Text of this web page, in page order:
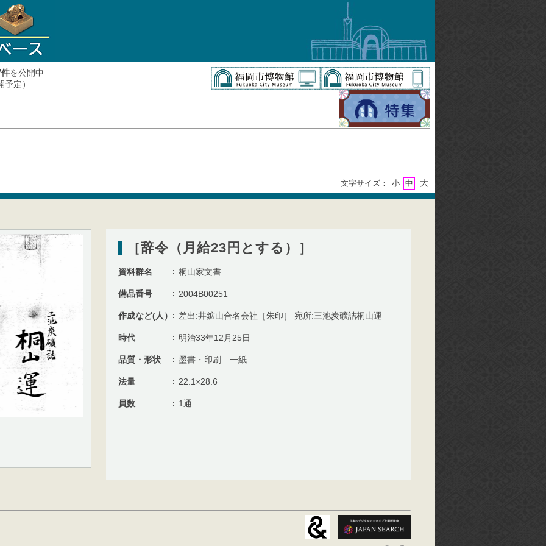
件を公開中
予定）
文字サイズ： 小 中 大
［辞令（月給23円とする）］
資料群名 桐山家文書
備品番号 2004B00251
作成など(人） 差出:井鉱山合名会社［朱印］ 宛所:三池炭礦詰桐山運
時代 明治33年12月25日
品質・形状 墨書・印刷 一紙
法量 22.1×28.6
員数 1通